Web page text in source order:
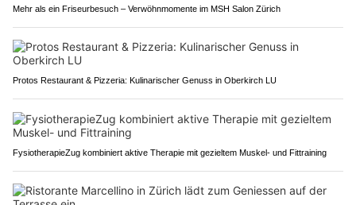
Mehr als ein Friseurbesuch – Verwöhnmomente im MSH Salon Zürich
Protos Restaurant & Pizzeria: Kulinarischer Genuss in Oberkirch LU
FysiotherapieZug kombiniert aktive Therapie mit gezieltem Muskel- und Fittraining